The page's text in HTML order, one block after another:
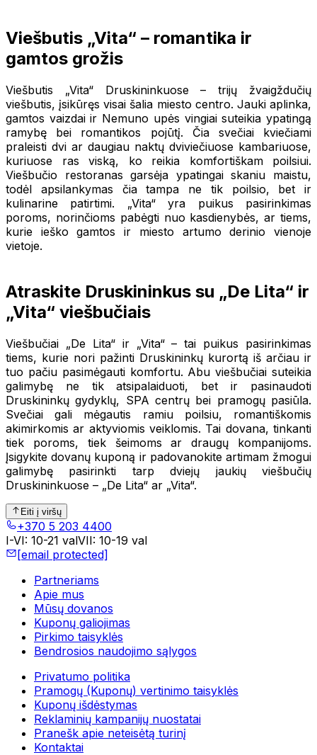
Viešbutis „Vita“ – romantika ir
gamtos grožis
Viešbutis „Vita“ Druskininkuose – trijų žvaigždučių
viešbutis, įsikūręs visai šalia miesto centro. Jauki aplinka,
gamtos vaizdai ir Nemuno upės vingiai suteikia ypatingą
ramybę bei romantikos pojūtį. Čia svečiai kviečiami
praleisti dvi ar daugiau naktų dviviečiuose kambariuose,
kuriuose ras viską, ko reikia komfortiškam poilsiui.
Viešbučio restoranas garsėja ypatingai skaniu maistu,
todėl apsilankymas čia tampa ne tik poilsio, bet ir
kulinarine patirtimi. „Vita“ yra puikus pasirinkimas
poroms, norinčioms pabėgti nuo kasdienybės, ar tiems,
kurie ieško gamtos ir miesto artumo derinio vienoje
vietoje.
Atraskite Druskininkus su „De Lita“ ir
„Vita“ viešbučiais
Viešbučiai „De Lita“ ir „Vita“ – tai puikus pasirinkimas
tiems, kurie nori pažinti Druskininkų kurortą iš arčiau ir
tuo pačiu pasimėgauti komfortu. Abu viešbučiai suteikia
galimybę ne tik atsipalaiduoti, bet ir pasinaudoti
Druskininkų gydyklų, SPA centrų bei pramogų pasiūla.
Svečiai gali mėgautis ramiu poilsiu, romantiškomis
akimirkomis ar aktyviomis veiklomis. Tai dovana, tinkanti
tiek poroms, tiek šeimoms ar draugų kompanijoms.
Įsigykite dovanų kuponą ir padovanokite artimam žmogui
galimybę pasirinkti tarp dviejų jaukių viešbučių
Druskininkuose – „De Lita“ ar „Vita“.
Eiti į viršų
+370 5 203 4400
I-VI: 10-21 valVII: 10-19 val
[email protected]
Partneriams
Apie mus
Mūsų dovanos
Kuponų galiojimas
Pirkimo taisyklės
Bendrosios naudojimo sąlygos
Privatumo politika
Pramogų (Kuponų) vertinimo taisyklės
Kuponų išdėstymas
Reklaminių kampanijų nuostatai
Pranešk apie neteisėtą turinį
Kontaktai